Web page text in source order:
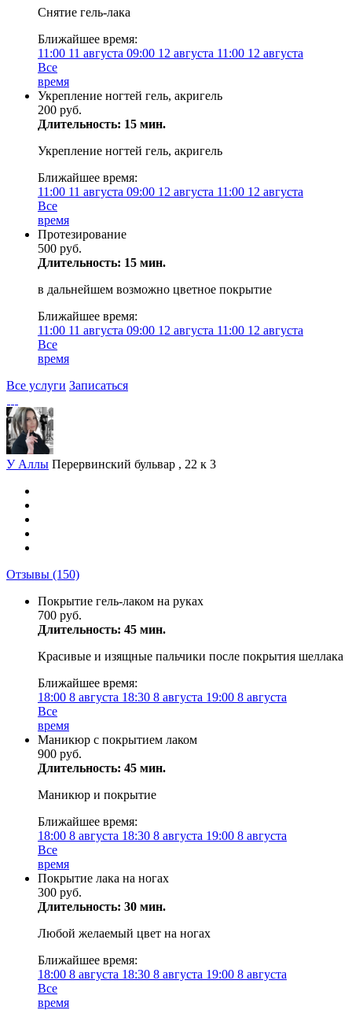
Снятие гель-лака
Ближайшее время:
11:00 11 августа 09:00 12 августа 11:00 12 августа
Все
время
Укрепление ногтей гель, акригель
200 руб.
Длительность: 15 мин.
Укрепление ногтей гель, акригель
Ближайшее время:
11:00 11 августа 09:00 12 августа 11:00 12 августа
Все
время
Протезирование
500 руб.
Длительность: 15 мин.
в дальнейшем возможно цветное покрытие
Ближайшее время:
11:00 11 августа 09:00 12 августа 11:00 12 августа
Все
время
Все услуги Записаться
У Аллы Перервинский бульвар , 22 к 3
Отзывы (150)
Покрытие гель-лаком на руках
700 руб.
Длительность: 45 мин.
Красивые и изящные пальчики после покрытия шеллака
Ближайшее время:
18:00 8 августа 18:30 8 августа 19:00 8 августа
Все
время
Маникюр с покрытием лаком
900 руб.
Длительность: 45 мин.
Маникюр и покрытие
Ближайшее время:
18:00 8 августа 18:30 8 августа 19:00 8 августа
Все
время
Покрытие лака на ногах
300 руб.
Длительность: 30 мин.
Любой желаемый цвет на ногах
Ближайшее время:
18:00 8 августа 18:30 8 августа 19:00 8 августа
Все
время